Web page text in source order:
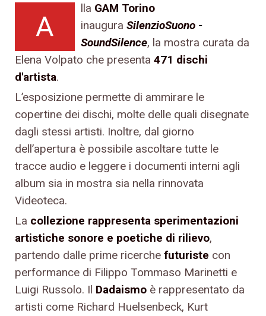
A
lla GAM Torino
inaugura SilenzioSuono -
SoundSilence, la mostra curata da
Elena Volpato che presenta 471 dischi
d'artista.
L’esposizione permette di ammirare le
copertine dei dischi, molte delle quali disegnate
dagli stessi artisti. Inoltre, dal giorno
dell’apertura è possibile ascoltare tutte le
tracce audio e leggere i documenti interni agli
album sia in mostra sia nella rinnovata
Videoteca.
La collezione rappresenta sperimentazioni
artistiche sonore e poetiche di rilievo,
partendo dalle prime ricerche futuriste con
performance di Filippo Tommaso Marinetti e
Luigi Russolo. Il Dadaismo è rappresentato da
artisti come Richard Huelsenbeck, Kurt